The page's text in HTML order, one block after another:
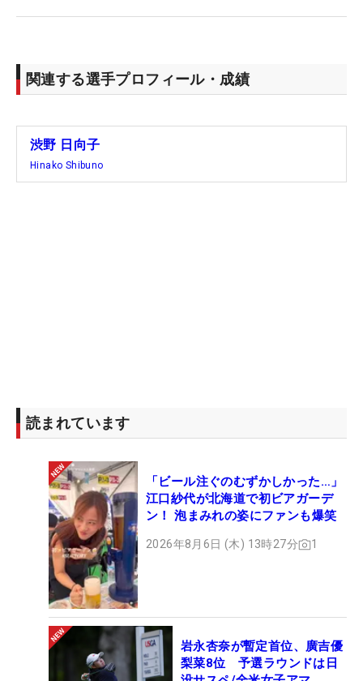
関連する選手プロフィール・成績
渋野 日向子
Hinako Shibuno
読まれています
「ビール注ぐのむずかしかった…」
江口紗代が北海道で初ビアガーデ
ン！ 泡まみれの姿にファンも爆笑
2026年8月6日 (木) 13時27分 1
岩永杏奈が暫定首位、廣吉優
梨菜8位 予選ラウンドは日